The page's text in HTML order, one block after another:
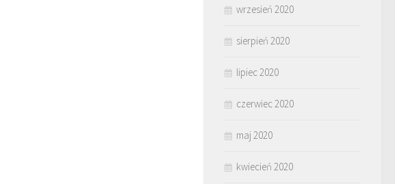
wrzesień 2020
sierpień 2020
lipiec 2020
czerwiec 2020
maj 2020
kwiecień 2020